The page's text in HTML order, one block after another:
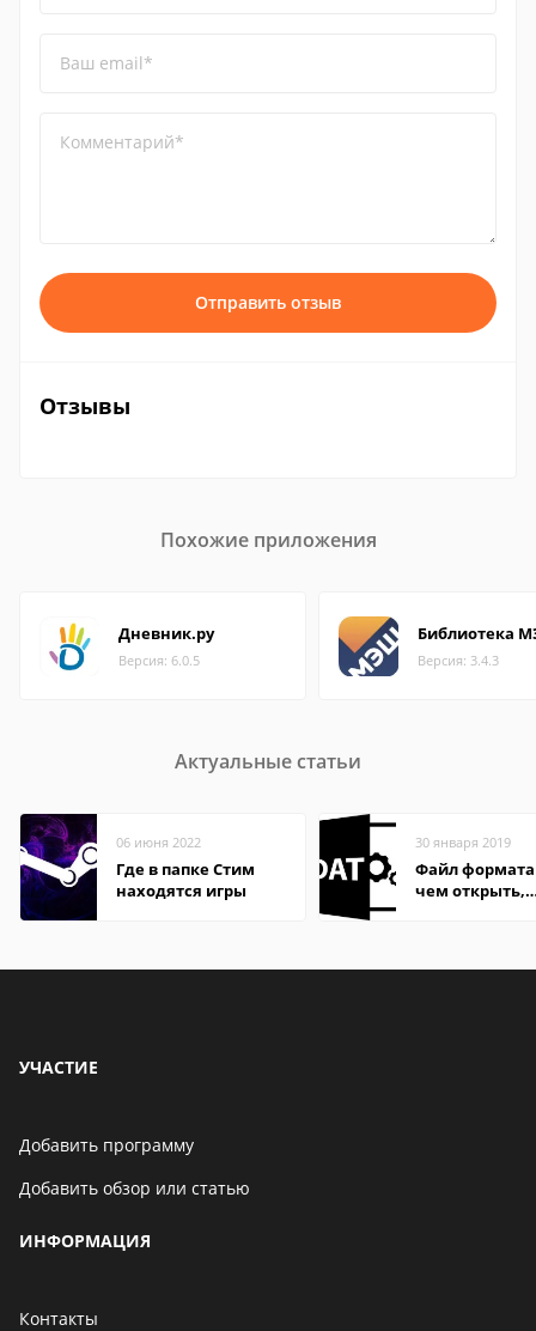
Ваш email*
Комментарий*
Отправить отзыв
Отзывы
Похожие приложения
Дневник.ру
Версия: 6.0.5
Библиотека
Версия: 3.4.3
Актуальные статьи
06 июня 2022
Где в папке Стим
находятся игры
30 января 2019
Файл формата
чем открыть,
УЧАСТИЕ
Добавить программу
Добавить обзор или статью
ИНФОРМАЦИЯ
Контакты